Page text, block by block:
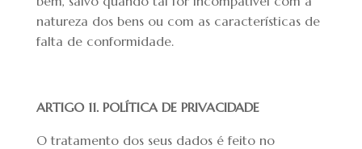
natureza dos bens ou com as características de
falta de conformidade.
ARTIGO 11. POLÍTICA DE PRIVACIDADE
O tratamento dos seus dados é feito no